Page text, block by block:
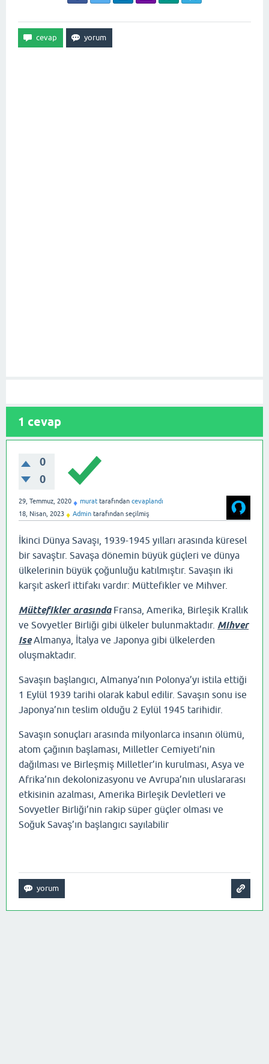
1 cevap
0
0
29, Temmuz, 2020 ♦ murat tarafından cevaplandı
18, Nisan, 2023 ♦ Admin tarafından seçilmiş
İkinci Dünya Savaşı, 1939-1945 yılları arasında küresel
bir savaştır. Savaşa dönemin büyük güçleri ve dünya
ülkelerinin büyük çoğunluğu katılmıştır. Savaşın iki
karşıt askerî ittifakı vardır: Müttefikler ve Mihver.
Müttefikler arasındaFransa, Amerika, Birleşik Krallık
ve Sovyetler Birliği gibi ülkeler bulunmaktadır. Mihver
iseAlmanya, İtalya ve Japonya gibi ülkelerden
oluşmaktadır.
Savaşın başlangıcı, Almanya’nın Polonya’yı istila ettiği
1 Eylül 1939 tarihi olarak kabul edilir. Savaşın sonu ise
Japonya’nın teslim olduğu 2 Eylül 1945 tarihidir.
Savaşın sonuçları arasında milyonlarca insanın ölümü,
atom çağının başlaması, Milletler Cemiyeti’nin
dağılması ve Birleşmiş Milletler’in kurulması, Asya ve
Afrika’nın dekolonizasyonu ve Avrupa’nın uluslararası
etkisinin azalması, Amerika Birleşik Devletleri ve
Sovyetler Birliği’nin rakip süper güçler olması ve
Soğuk Savaş’ın başlangıcı sayılabilir